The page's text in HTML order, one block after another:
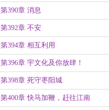
第390章 消息
第392章 不安
第394章 相互利用
第396章 宇文化及你放肆！
第398章 死守枣阳城
第400章 快马加鞭，赶往江南